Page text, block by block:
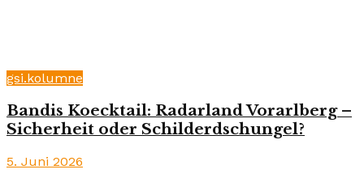
gsi.kolumne
Bandis Koecktail: Radarland Vorarlberg –
Sicherheit oder Schilderdschungel?
5. Juni 2026